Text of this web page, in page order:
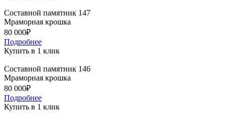
Составной памятник 147
Мраморная крошка
80 000₽
Подробнее
Купить в 1 клик
Составной памятник 146
Мраморная крошка
80 000₽
Подробнее
Купить в 1 клик